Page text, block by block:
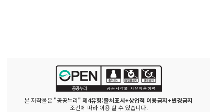
본 저작물은 "공공누리" 제4유형:출처표시+상업적 이용금지+변경금지
조건에 따라 이용 할 수 있습니다.